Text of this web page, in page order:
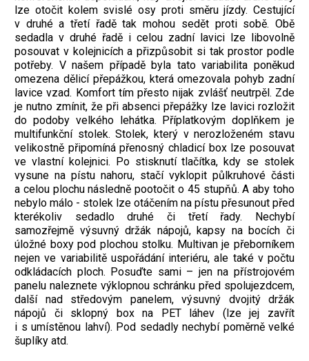
lze otočit kolem svislé osy proti směru jízdy. Cestující
v druhé a třetí řadě tak mohou sedět proti sobě. Obě
sedadla v druhé řadě i celou zadní lavici lze libovolně
posouvat v kolejnicích a přizpůsobit si tak prostor podle
potřeby. V našem případě byla tato variabilita poněkud
omezena dělicí přepážkou, která omezovala pohyb zadní
lavice vzad. Komfort tím přesto nijak zvlášť neutrpěl. Zde
je nutno zmínit, že při absenci přepážky lze lavici rozložit
do podoby velkého lehátka. Příplatkovým doplňkem je
multifunkční stolek. Stolek, který v nerozloženém stavu
velikostně připomíná přenosný chladicí box lze posouvat
ve vlastní kolejnici. Po stisknutí tlačítka, kdy se stolek
vysune na pístu nahoru, stačí vyklopit půlkruhové části
a celou plochu následně pootočit o 45 stupňů. A aby toho
nebylo málo - stolek lze otáčením na pístu přesunout před
kterékoliv sedadlo druhé či třetí řady. Nechybí
samozřejmě výsuvný držák nápojů, kapsy na bocích či
úložné boxy pod plochou stolku. Multivan je přeborníkem
nejen ve variabilitě uspořádání interiéru, ale také v počtu
odkládacích ploch. Posuďte sami – jen na přístrojovém
panelu naleznete výklopnou schránku před spolujezdcem,
další nad středovým panelem, výsuvný dvojitý držák
nápojů či sklopný box na PET láhev (lze jej zavřít
i s umístěnou lahví). Pod sedadly nechybí poměrně velké
šuplíky atd.